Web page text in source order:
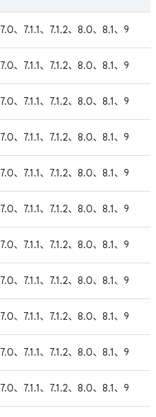
7.0、7.1.1、7.1.2、8.0、8.1、9
7.0、7.1.1、7.1.2、8.0、8.1、9
7.0、7.1.1、7.1.2、8.0、8.1、9
7.0、7.1.1、7.1.2、8.0、8.1、9
7.0、7.1.1、7.1.2、8.0、8.1、9
7.0、7.1.1、7.1.2、8.0、8.1、9
7.0、7.1.1、7.1.2、8.0、8.1、9
7.0、7.1.1、7.1.2、8.0、8.1、9
7.0、7.1.1、7.1.2、8.0、8.1、9
7.0、7.1.1、7.1.2、8.0、8.1、9
7.0、7.1.1、7.1.2、8.0、8.1、9